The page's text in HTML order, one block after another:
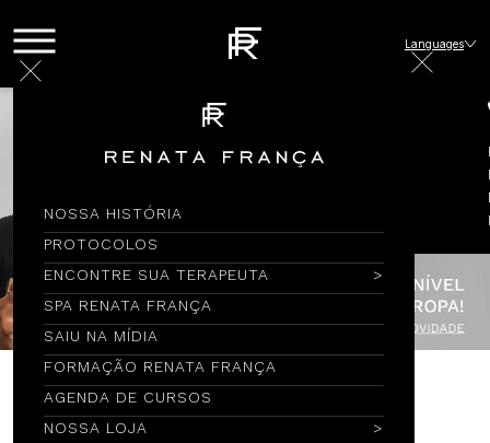
NOSSA HISTÓRIA
PROTOCOLOS
ENCONTRE SUA TERAPEUTA
SPA RENATA FRANÇA
SAIU NA MÍDIA
FORMAÇÃO RENATA FRANÇA
AGENDA DE CURSOS
NOSSA LOJA
Languages
Encontre por Nome